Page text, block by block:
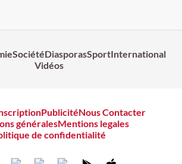
SociétéDiasporasSportInternational
Vidéos
PublicitéNous Contacter
généralesMentions legales
de confidentialité